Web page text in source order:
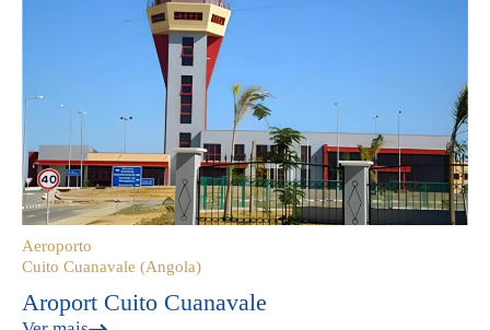
Aeroporto
Cuito Cuanavale (Angola)
Aroport Cuito Cuanavale